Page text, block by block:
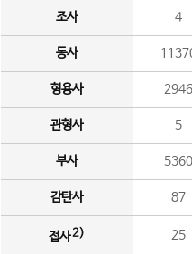
조사 4
동사
형용사 2946
관형사 5
부사 5360
감탄사 87
접사2) 25